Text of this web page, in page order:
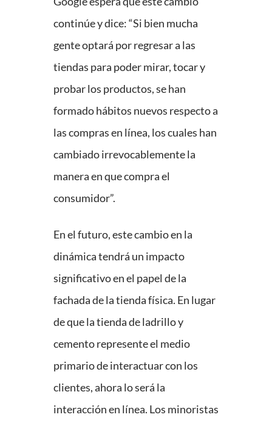
continúe y dice: “Si bien mucha
gente optará por regresar a las
tiendas para poder mirar, tocar y
probar los productos, se han
formado hábitos nuevos respecto a
las compras en línea, los cuales han
cambiado irrevocablemente la
manera en que compra el
consumidor”.
En el futuro, este cambio en la
dinámica tendrá un impacto
significativo en el papel de la
fachada de la tienda física. En lugar
de que la tienda de ladrillo y
cemento represente el medio
primario de interactuar con los
clientes, ahora lo será la
interacción en línea. Los minoristas